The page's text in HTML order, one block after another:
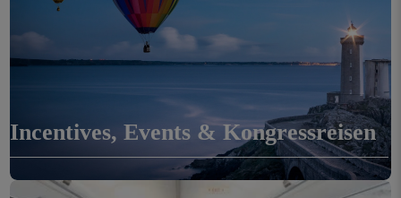
Flight Time
Incentives, Events & Kongressreisen